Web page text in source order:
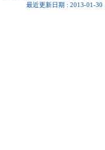
最近更新日期 : 2013-01-30